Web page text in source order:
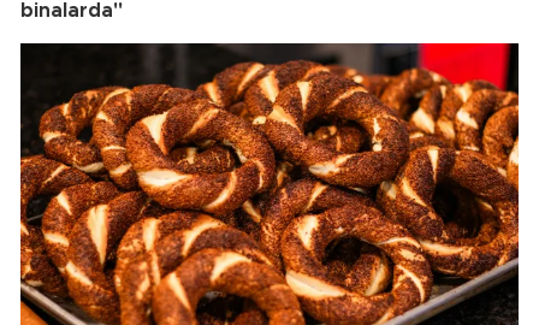
binalarda"